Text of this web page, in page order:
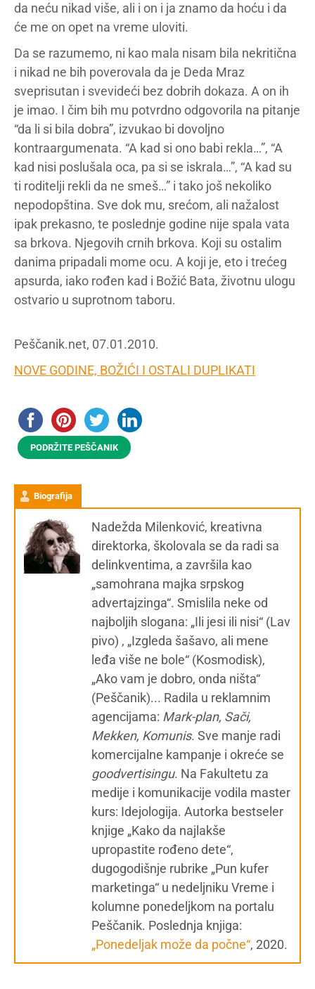
da neću nikad više, ali i on i ja znamo da hoću i da
će me on opet na vreme uloviti.
Da se razumemo, ni kao mala nisam bila nekritična
i nikad ne bih poverovala da je Deda Mraz
sveprisutan i svevideći bez dobrih dokaza. A on ih
je imao. I čim bih mu potvrdno odgovorila na pitanje
“da li si bila dobra”, izvukao bi dovoljno
kontraargumenata. “A kad si ono babi rekla…”, “A
kad nisi poslušala oca, pa si se iskrala…”, “A kad su
ti roditelji rekli da ne smeš…” i tako još nekoliko
nepodopština. Sve dok mu, srećom, ali nažalost
ipak prekasno, te poslednje godine nije spala vata
sa brkova. Njegovih crnih brkova. Koji su ostalim
danima pripadali mome ocu. A koji je, eto i trećeg
apsurda, iako rođen kad i Božić Bata, životnu ulogu
ostvario u suprotnom taboru.
Peščanik.net, 07.01.2010.
NOVE GODINE, BOŽIĆI I OSTALI DUPLIKATI
PODRŽITE PEŠČANIK
Biografija
Nadežda Milenković, kreativna
direktorka, školovala se da radi sa
delinkventima, a završila kao
„samohrana majka srpskog
advertajzinga“. Smislila neke od
najboljih slogana: „Ili jesi ili nisi“ (Lav
pivo) , „Izgleda šašavo, ali mene
leđa više ne bole“ (Kosmodisk),
„Ako vam je dobro, onda ništa“
(Peščanik)... Radila u reklamnim
agencijama: Mark-plan, Sači,
Mekken, Komunis. Sve manje radi
komercijalne kampanje i okreće se
goodvertisingu. Na Fakultetu za
medije i komunikacije vodila master
kurs: Idejologija. Autorka bestseler
knjige „Kako da najlakše
upropastite rođeno dete“,
dugogodišnje rubrike „Pun kufer
marketinga“ u nedeljniku Vreme i
kolumne ponedeljkom na portalu
Peščanik. Poslednja knjiga:
„Ponedeljak može da počne“, 2020.